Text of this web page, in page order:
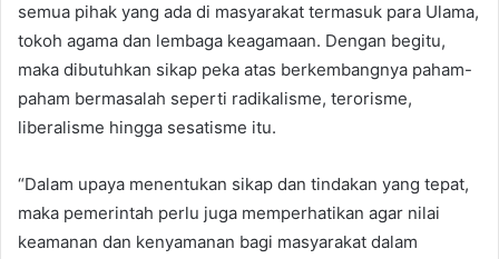
semua pihak yang ada di masyarakat termasuk para Ulama,
tokoh agama dan lembaga keagamaan. Dengan begitu,
maka dibutuhkan sikap peka atas berkembangnya paham-
paham bermasalah seperti radikalisme, terorisme,
liberalisme hingga sesatisme itu.
“Dalam upaya menentukan sikap dan tindakan yang tepat,
maka pemerintah perlu juga memperhatikan agar nilai
keamanan dan kenyamanan bagi masyarakat dalam